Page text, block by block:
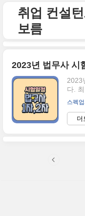
취업 컨설
보름
2023년 법무사 시
2023
다.
문직
아졌
아닌
는 법
일정
스펙
더